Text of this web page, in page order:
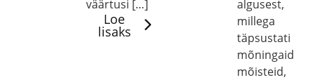
väärtusi […]
Loe
lisaks
algusest,
millega
täpsustati
mõningaid
mõisteid,